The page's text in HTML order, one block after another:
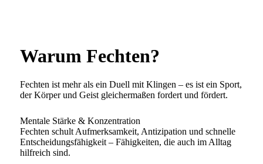
Warum Fechten?
Fechten ist mehr als ein Duell mit Klingen – es ist ein Sport,
der Körper und Geist gleichermaßen fordert und fördert.
Mentale Stärke & Konzentration
Fechten schult Aufmerksamkeit, Antizipation und schnelle
Entscheidungsfähigkeit – Fähigkeiten, die auch im Alltag
hilfreich sind.